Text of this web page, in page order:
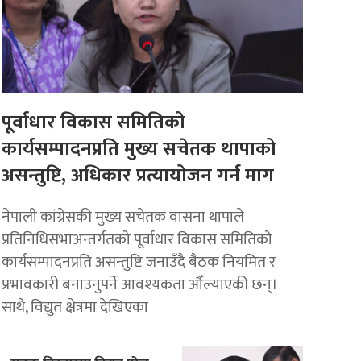
पूर्वाधार विकास समितिको
कार्यसम्पादनप्रति मुख्य सचेतक थापाको
असन्तुष्टि, अधिकार प्रत्यायोजन गर्न माग
नेपाली कांग्रेसकी मुख्य सचेतक वासना थापाले
प्रतिनिधिसभाअन्तर्गतको पूर्वाधार विकास समितिको
कार्यसम्पादनप्रति असन्तुष्टि जनाउँदै बैठक नियमित र
प्रभावकारी बनाउनुपर्ने आवश्यकता औँल्याएकी छन्।
साथै, विद्युत क्षेत्रमा देखिएका